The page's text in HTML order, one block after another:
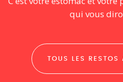
qui vous
TOUS LES RESTOS